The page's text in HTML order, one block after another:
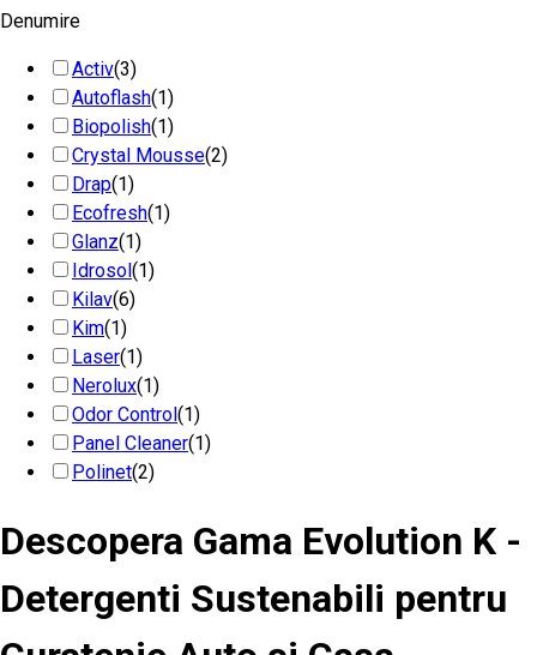
Denumire
Activ(3)
Autoflash(1)
Biopolish(1)
Crystal Mousse(2)
Drap(1)
Ecofresh(1)
Glanz(1)
Idrosol(1)
Kilav(6)
Kim(1)
Laser(1)
Nerolux(1)
Odor Control(1)
Panel Cleaner(1)
Polinet(2)
Descopera Gama Evolution K -
Detergenti Sustenabili pentru